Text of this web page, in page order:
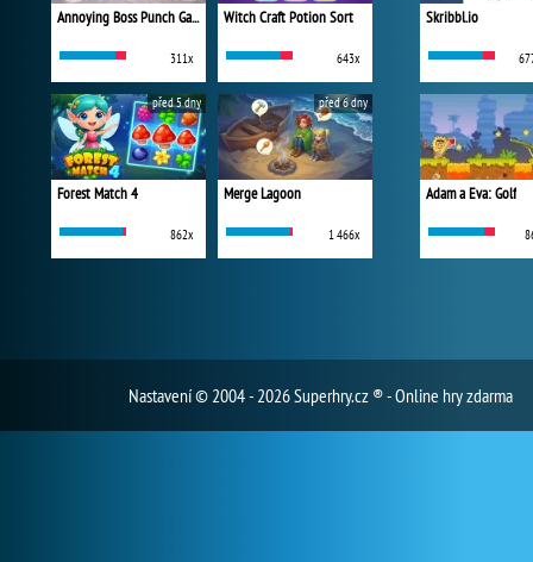
Annoying Boss Punch Game
311x
Witch Craft Potion Sort
643x
Forest Match 4
862x
před 5 dny
Merge Lagoon
1 466x
před 6 dny
Skribbl.io
Adam a Eva: Golf
Nastavení© 2004 - 2026 Superhry.cz ® - Online hry zdarma